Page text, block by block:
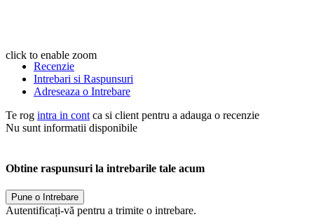
click to enable zoom
Recenzie
Intrebari si Raspunsuri
Adreseaza o Intrebare
Te rog intra in cont ca si client pentru a adauga o recenzie
Nu sunt informatii disponibile
Obtine raspunsuri la intrebarile tale acum
Pune o Intrebare
Autentificați-vă pentru a trimite o intrebare.